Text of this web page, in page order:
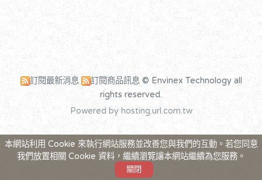
訂閱最新消息 訂閱商品訊息© Envinex Technology all
rights reserved.
Powered by hosting.url.com.tw
本網站利用 Cookie 來執行網站服務並改善您與我們的互動。若您同意
我們放置相關 Cookie 資料，繼續瀏覽讓本網站繼續為您服務。